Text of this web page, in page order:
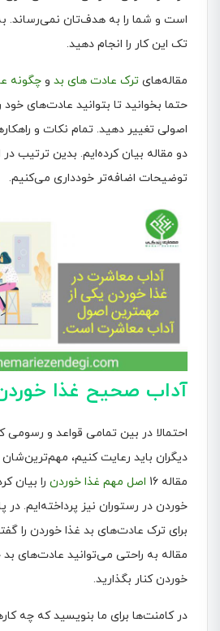
است و شما را به هدف‌تان نمی‌رساند.
تک این کار را انجام دهید.
مقاله‌های ترک عادت های بد و چگونه
حتما بخوانید تا بتوانید عادت‌های
اصولی تغییر دهید. تمام نکات و
دو مقاله بیان کرده‌ایم. بدین ترتیب
توضیحات اضافه‌تر خودداری می‌کنیم.
آداب صحیح غذا
احتمالا در بین تمامی قواعد و رسومی که
دیگران باید رعایت کنیم،
مقاله 16
اصل مهم غذا خوردن را بیان
خوردن در رستوران نیز پرداخته‌ایم. در
برای ترک عادت‌های بد غذا خوردن را
مقاله به راحتی می‌توانید عادت‌های بد
خوردن کنار بگذارید.
در کامنت‌ها برای ما بنویسید که چه